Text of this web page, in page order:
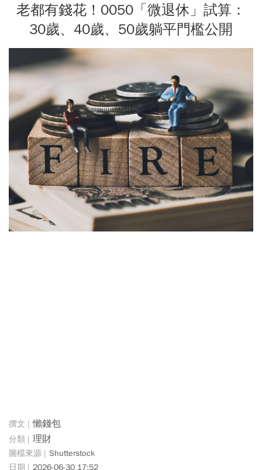
老都有錢花！0050「微退休」試算：
30歲、40歲、50歲躺平門檻公開
懶錢包
理財
Shutterstock
2026-06-30 17:52